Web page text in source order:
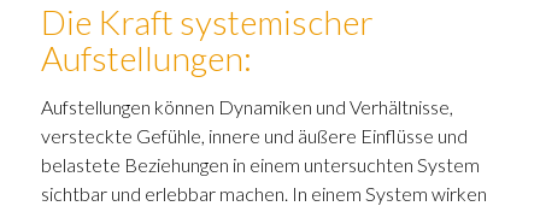
Die Kraft systemischer
Aufstellungen:
Aufstellungen können Dynamiken und Verhältnisse,
versteckte Gefühle, innere und äußere Einflüsse und
belastete Beziehungen in einem untersuchten System
sichtbar und erlebbar machen. In einem System wirken